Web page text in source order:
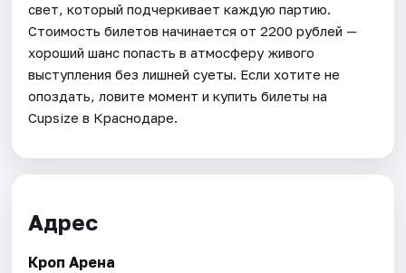
свет, который подчеркивает каждую партию.
Стоимость билетов начинается от 2200 рублей —
хороший шанс попасть в атмосферу живого
выступления без лишней суеты. Если хотите не
опоздать, ловите момент и купить билеты на
Cupsize в Краснодаре.
Адрес
Кроп Арена